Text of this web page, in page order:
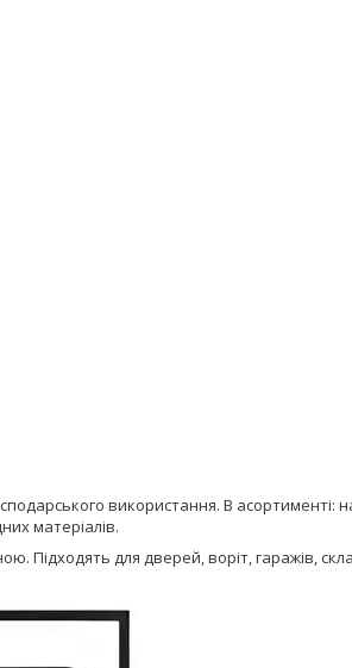
використання. В асортименті:
матеріалів.
Підходять для дверей, воріт, гаражів,